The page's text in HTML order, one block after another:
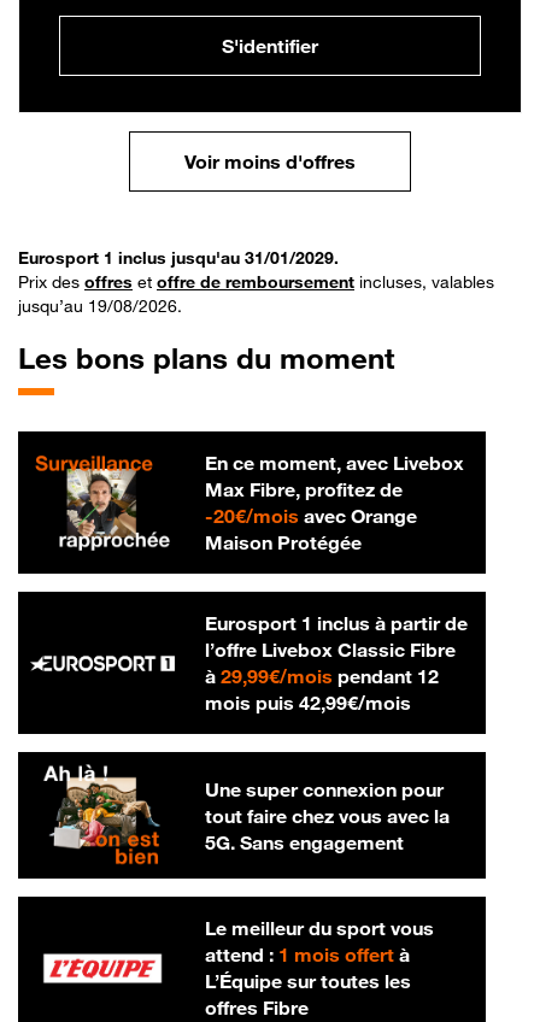
S'identifier
Voir moins d'offres
Eurosport 1 inclus jusqu'au 31/01/2029.
Prix des offres et offre de remboursement incluses, valables
jusqu’au 19/08/2026.
Les bons plans du moment
En ce moment, avec Livebox
Max Fibre, profitez de
-20€/mois20 € par mois
avec Orange
Maison Protégée
Eurosport 1 inclus à partir de
l’offre Livebox Classic Fibre
à 29,99€/mois29,99 € par mois
pendant 12
mois puis 42,99€/mois42,99 € par
Une super connexion pour
tout faire chez vous avec la
5G. Sans engagement
Le meilleur du sport vous
attend : 1 mois offertà
L’Équipe sur toutes les
offres Fibre